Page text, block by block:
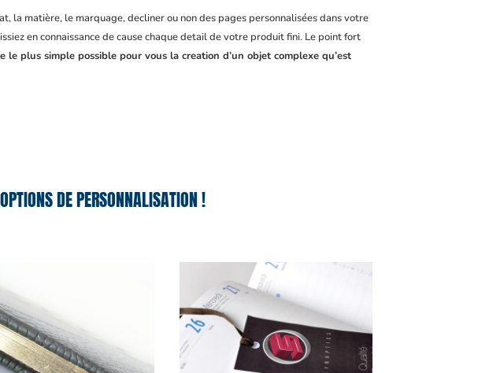
la matière, le marquage, decliner ou non des pages personnalisées dans votre
en connaissance de cause chaque detail de votre produit fini. Le point fort
le plus simple possible pour vous la creation d’un objet complexe qu’est
DE PERSONNALISATION !